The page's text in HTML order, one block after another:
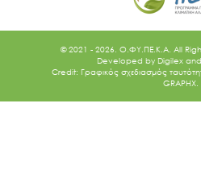
© 2021 - 2026. O.ΦΥ.ΠΕ.Κ.Α. All
Developed by Digilex and
Credit: Γραφικός σχεδιασμός
GRAPHX.